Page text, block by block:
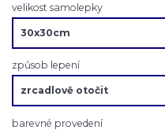
velikost samolepky
způsob lepení
barevné provedení